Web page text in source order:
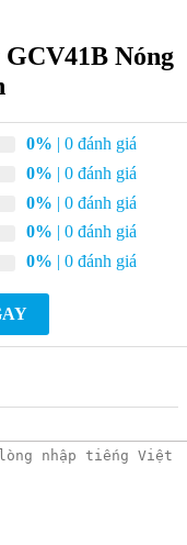
Nóng
0% | 0 đánh giá
0% | 0 đánh giá
0% | 0 đánh giá
0% | 0 đánh giá
0% | 0 đánh giá